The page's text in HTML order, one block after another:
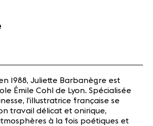
1988, Juliette Barbanègre est
Émile Cohl de Lyon. Spécialisée
l’illustratrice française se
travail délicat et onirique,
à la fois poétiques et